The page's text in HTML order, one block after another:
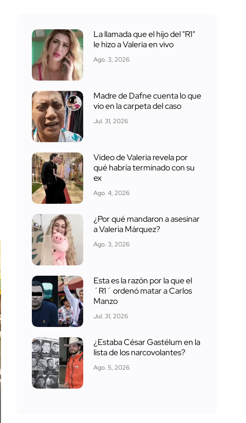
La llamada que el hijo del "R1"
le hizo a Valeria en vivo
Ago. 3, 2026
Madre de Dafne cuenta lo que
vio en la carpeta del caso
Jul. 31, 2026
Video de Valeria revela por
qué habría terminado con su
ex
Ago. 4, 2026
¿Por qué mandaron a asesinar
a Valeria Márquez?
Ago. 3, 2026
Esta es la razón por la que el
´R1´ ordenó matar a Carlos
Manzo
Jul. 31, 2026
¿Estaba César Gastélum en la
lista de los narcovolantes?
Ago. 5, 2026